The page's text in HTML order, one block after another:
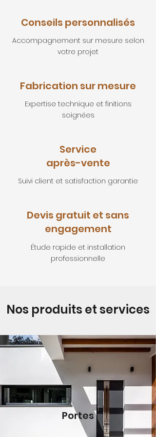
Conseils personnalisés
Accompagnement sur mesure selon
votre projet
Fabrication sur mesure
Expertise technique et finitions
soignées
Service
après-vente
Suivi client et satisfaction garantie
Devis gratuit et sans
engagement
Étude rapide et installation
professionnelle
Nos produits et services
Portes